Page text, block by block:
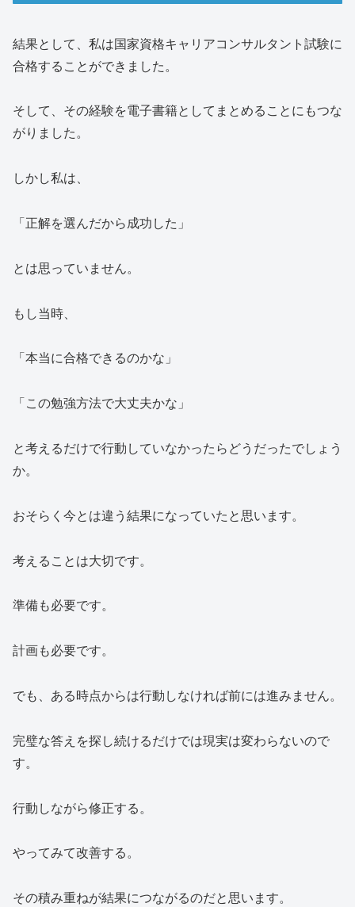
結果として、私は国家資格キャリアコンサルタント試験に
合格することができました。
そして、その経験を電子書籍としてまとめることにもつな
がりました。
しかし私は、
「正解を選んだから成功した」
とは思っていません。
もし当時、
「本当に合格できるのかな」
「この勉強方法で大丈夫かな」
と考えるだけで行動していなかったらどうだったでしょう
か。
おそらく今とは違う結果になっていたと思います。
考えることは大切です。
準備も必要です。
計画も必要です。
でも、ある時点からは行動しなければ前には進みません。
完璧な答えを探し続けるだけでは現実は変わらないので
す。
行動しながら修正する。
やってみて改善する。
その積み重ねが結果につながるのだと思います。